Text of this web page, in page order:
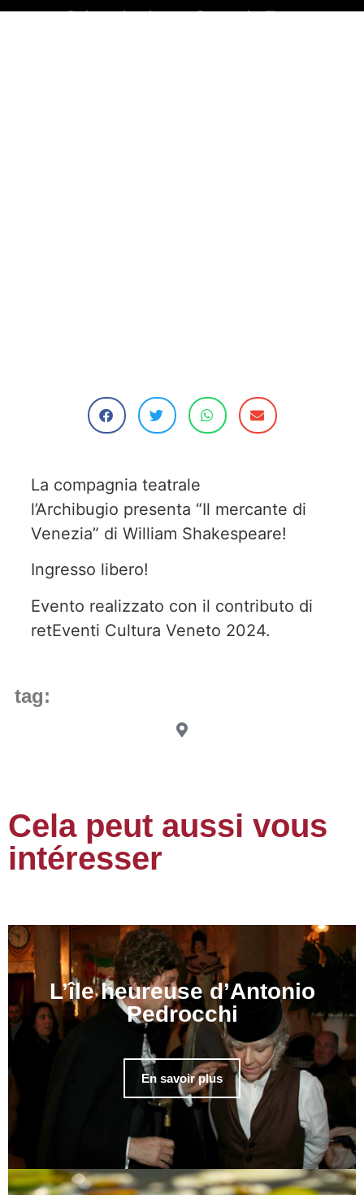
La compagnia teatrale
l’Archibugio presenta “Il mercante di
Venezia” di William Shakespeare!
Ingresso libero!
Evento realizzato con il contributo di
retEventi Cultura Veneto 2024.
tag:
Cela peut aussi vous
intéresser
L’île heureuse d’Antonio
Pedrocchi
En savoir plus